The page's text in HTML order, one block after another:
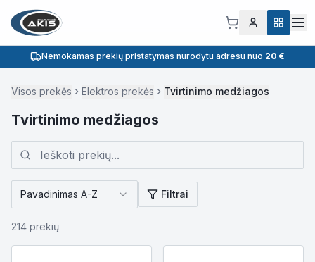
Nemokamas prekių pristatymas nurodytu adresu nuo 20 €
Visos prekės Elektros prekės Tvirtinimo medžiagos
Tvirtinimo medžiagos
Pavadinimas A-Z Filtrai
214 prekių